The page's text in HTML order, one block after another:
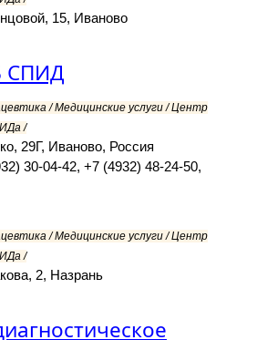
15, Иваново
СПИД
/ Медицинские услуги / Центр
/
29Г, Иваново, Россия
30-04-42, +7 (4932) 48-24-50,
/ Медицинские услуги / Центр
/
2, Назрань